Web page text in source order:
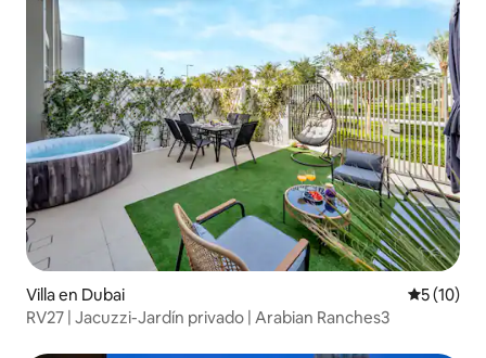
Villa en Dubai
5 (10)
RV27 | Jacuzzi-Jardín privado | Arabian Ranches3